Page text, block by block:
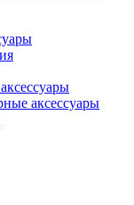
аксессуары